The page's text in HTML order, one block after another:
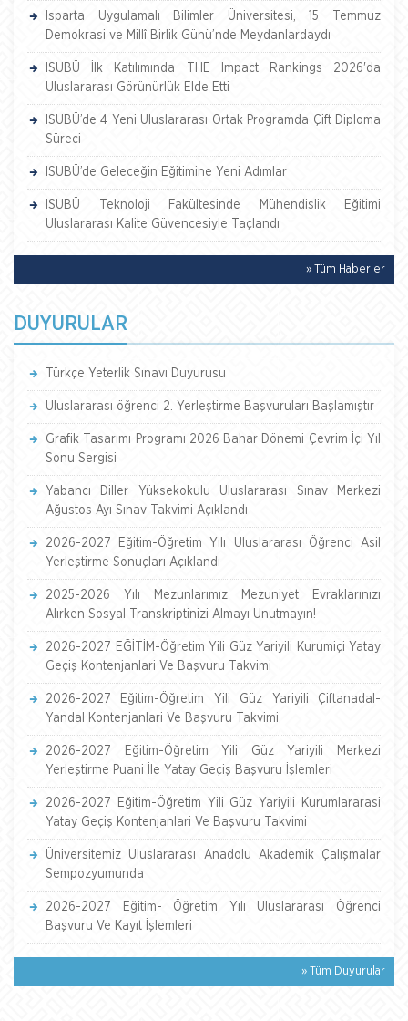
Isparta Uygulamalı Bilimler Üniversitesi, 15 Temmuz
Demokrasi ve Millî Birlik Günü’nde Meydanlardaydı
ISUBÜ İlk Katılımında THE Impact Rankings 2026'da
Uluslararası Görünürlük Elde Etti
ISUBÜ’de 4 Yeni Uluslararası Ortak Programda Çift Diploma
Süreci
ISUBÜ’de Geleceğin Eğitimine Yeni Adımlar
ISUBÜ Teknoloji Fakültesinde Mühendislik Eğitimi
Uluslararası Kalite Güvencesiyle Taçlandı
» Tüm Haberler
DUYURULAR
Türkçe Yeterlik Sınavı Duyurusu
Uluslararası öğrenci 2. Yerleştirme Başvuruları Başlamıştır
Grafik Tasarımı Programı 2026 Bahar Dönemi Çevrim İçi Yıl
Sonu Sergisi
Yabancı Diller Yüksekokulu Uluslararası Sınav Merkezi
Ağustos Ayı Sınav Takvimi Açıklandı
2026-2027 Eğitim-Öğretim Yılı Uluslararası Öğrenci Asil
Yerleştirme Sonuçları Açıklandı
2025-2026 Yılı Mezunlarımız Mezuniyet Evraklarınızı
Alırken Sosyal Transkriptinizi Almayı Unutmayın!
2026-2027 EĞİTİM-Öğretim Yili Güz Yariyili Kurumiçi Yatay
Geçiş Kontenjanlari Ve Başvuru Takvimi
2026-2027 Eğitim-Öğretim Yili Güz Yariyili Çiftanadal-
Yandal Kontenjanlari Ve Başvuru Takvimi
2026-2027 Eğitim-Öğretim Yili Güz Yariyili Merkezi
Yerleştirme Puani İle Yatay Geçiş Başvuru İşlemleri
2026-2027 Eğitim-Öğretim Yili Güz Yariyili Kurumlararasi
Yatay Geçiş Kontenjanlari Ve Başvuru Takvimi
Üniversitemiz Uluslararası Anadolu Akademik Çalışmalar
Sempozyumunda
2026-2027 Eğitim- Öğretim Yılı Uluslararası Öğrenci
Başvuru Ve Kayıt İşlemleri
» Tüm Duyurular